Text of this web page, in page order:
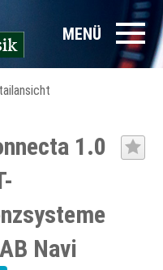
MENÜ
1.0
Navi